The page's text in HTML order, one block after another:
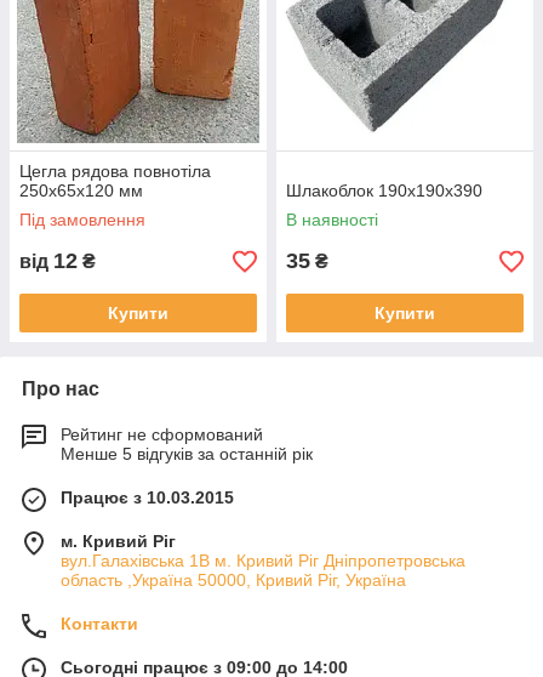
Цегла рядова повнотіла
250х65х120 мм
Під замовлення
від 12 ₴
Купити
Шлакоблок 190х190х390
В наявності
35 ₴
Купити
Про нас
Рейтинг не сформований
Менше 5 відгуків за останній рік
Працює з 10.03.2015
м. Кривий Ріг
вул.Галахівська 1В м. Кривий Ріг Дніпропетровська
область ,Україна 50000, Кривий Ріг, Україна
Контакти
Сьогодні працює з 09:00 до 14:00